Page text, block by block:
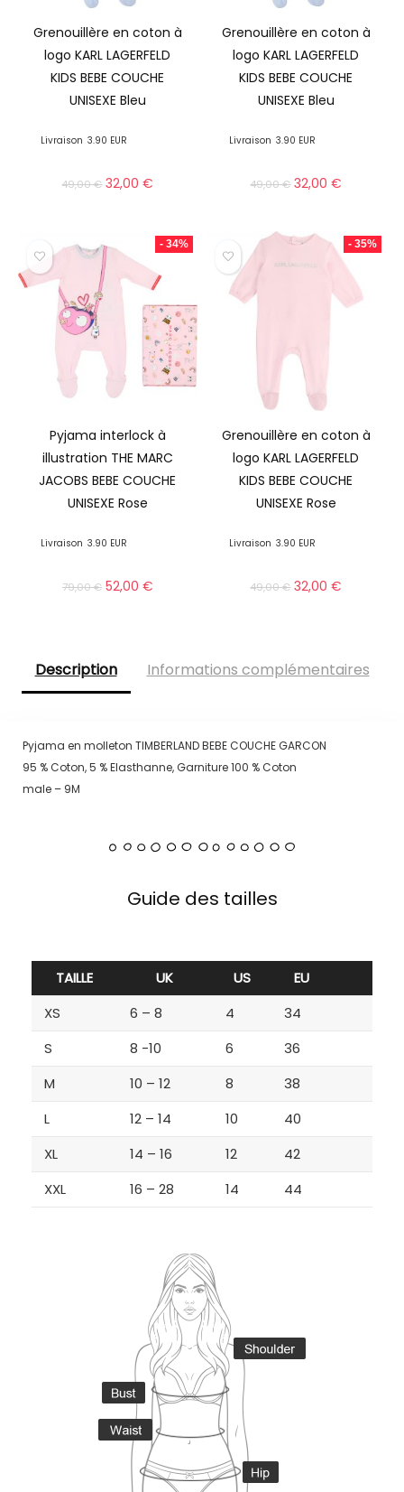
Grenouillère en coton à
logo KARL LAGERFELD
KIDS BEBE COUCHE
UNISEXE Bleu
Livraison 3.90 EUR
49,00€ 32,00€
Grenouillère en coton à
logo KARL LAGERFELD
KIDS BEBE COUCHE
UNISEXE Bleu
Livraison 3.90 EUR
49,00€ 32,00€
- 34%
Pyjama interlock à
illustration THE MARC
JACOBS BEBE COUCHE
UNISEXE Rose
Livraison 3.90 EUR
79,00€ 52,00 €
- 35%
Grenouillère en coton à
logo KARL LAGERFELD
KIDS BEBE COUCHE
UNISEXE Rose
Livraison 3.90 EUR
49,00€ 32,00€
Description Informations complémentaires
Pyjama en molleton TIMBERLAND BEBE COUCHE GARCON
95 % Coton, 5 % Elasthanne, Garniture 100 % Coton
male – 9M
Guide des tailles
TAILLE UK US
EU
XS
6 – 8 4
34
S
8 -10 6
36
M
10 – 12 8
38
L
12 – 14 10
40
XL
14 – 16 12
42
XXL
16 – 28 14 44